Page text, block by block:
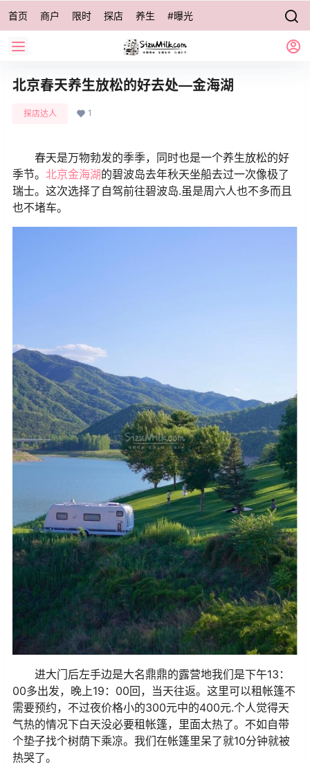
首页 商户 限时 探店 养生 #曝光
北京春天养生放松的好去处—金海湖
探店达人 1
春天是万物勃发的季季，同时也是一个养生放松的好
季节。 北京金海湖的碧波岛去年秋天坐船去过一次像极了
瑞士。这次选择了自驾前往碧波岛.虽是周六人也不多而且
也不堵车。
进大门后左手边是大名鼎鼎的露营地我们是下午13：
00多出发，晚上19：00回，当天往返。 这里可以租帐篷不
需要预约，不过夜价格小的300元中的400元.个人觉得天
气热的情况下白天没必要租帐篷，里面太热了。不如自带
个垫子找个树荫下乘凉。我们在帐篷里呆了就10分钟就被
热哭了。